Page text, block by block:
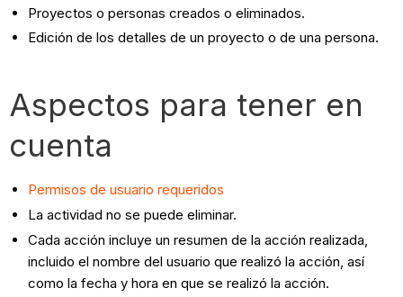
Proyectos o personas creados o eliminados.
Edición de los detalles de un proyecto o de una persona.
Aspectos para tener en
cuenta
Permisos de usuario requeridos
La actividad no se puede eliminar.
Cada acción incluye un resumen de la acción realizada,
incluido el nombre del usuario que realizó la acción, así
como la fecha y hora en que se realizó la acción.